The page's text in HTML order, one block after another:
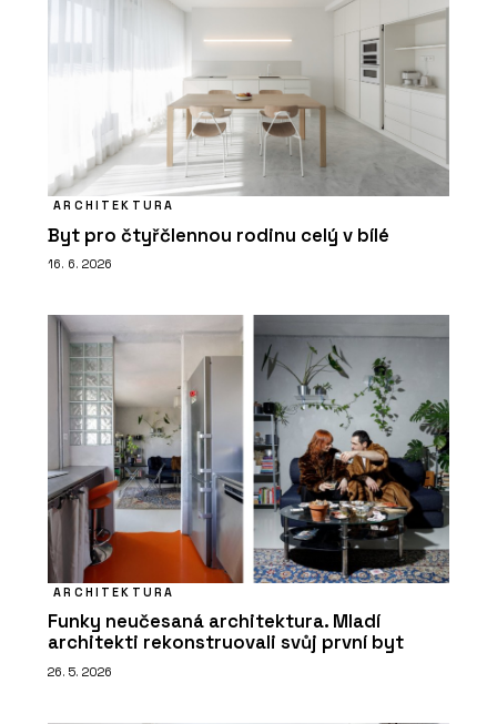
ARCHITEKTURA
Byt pro čtyřčlennou rodinu celý v bílé
16. 6. 2026
ARCHITEKTURA
Funky neučesaná architektura. Mladí
architekti rekonstruovali svůj první byt
26. 5. 2026